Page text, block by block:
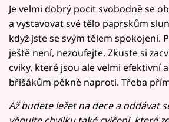
Je velmi dobrý pocit svobodně se
a vystavovat své tělo paprskům
když jste se svým tělem spokojení.
ještě není, nezoufejte. Zkuste si
cviky, které jsou ale velmi efektivní
břišákům pěkně naproti. Třeba
Až budete ležet na dece a oddávat